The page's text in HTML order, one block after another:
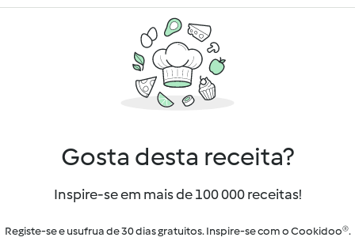
Gosta desta receita?
Inspire-se em mais de 100 000 receitas!
Registe-se e usufrua de 30 dias gratuitos. Inspire-se com o Cookidoo®.